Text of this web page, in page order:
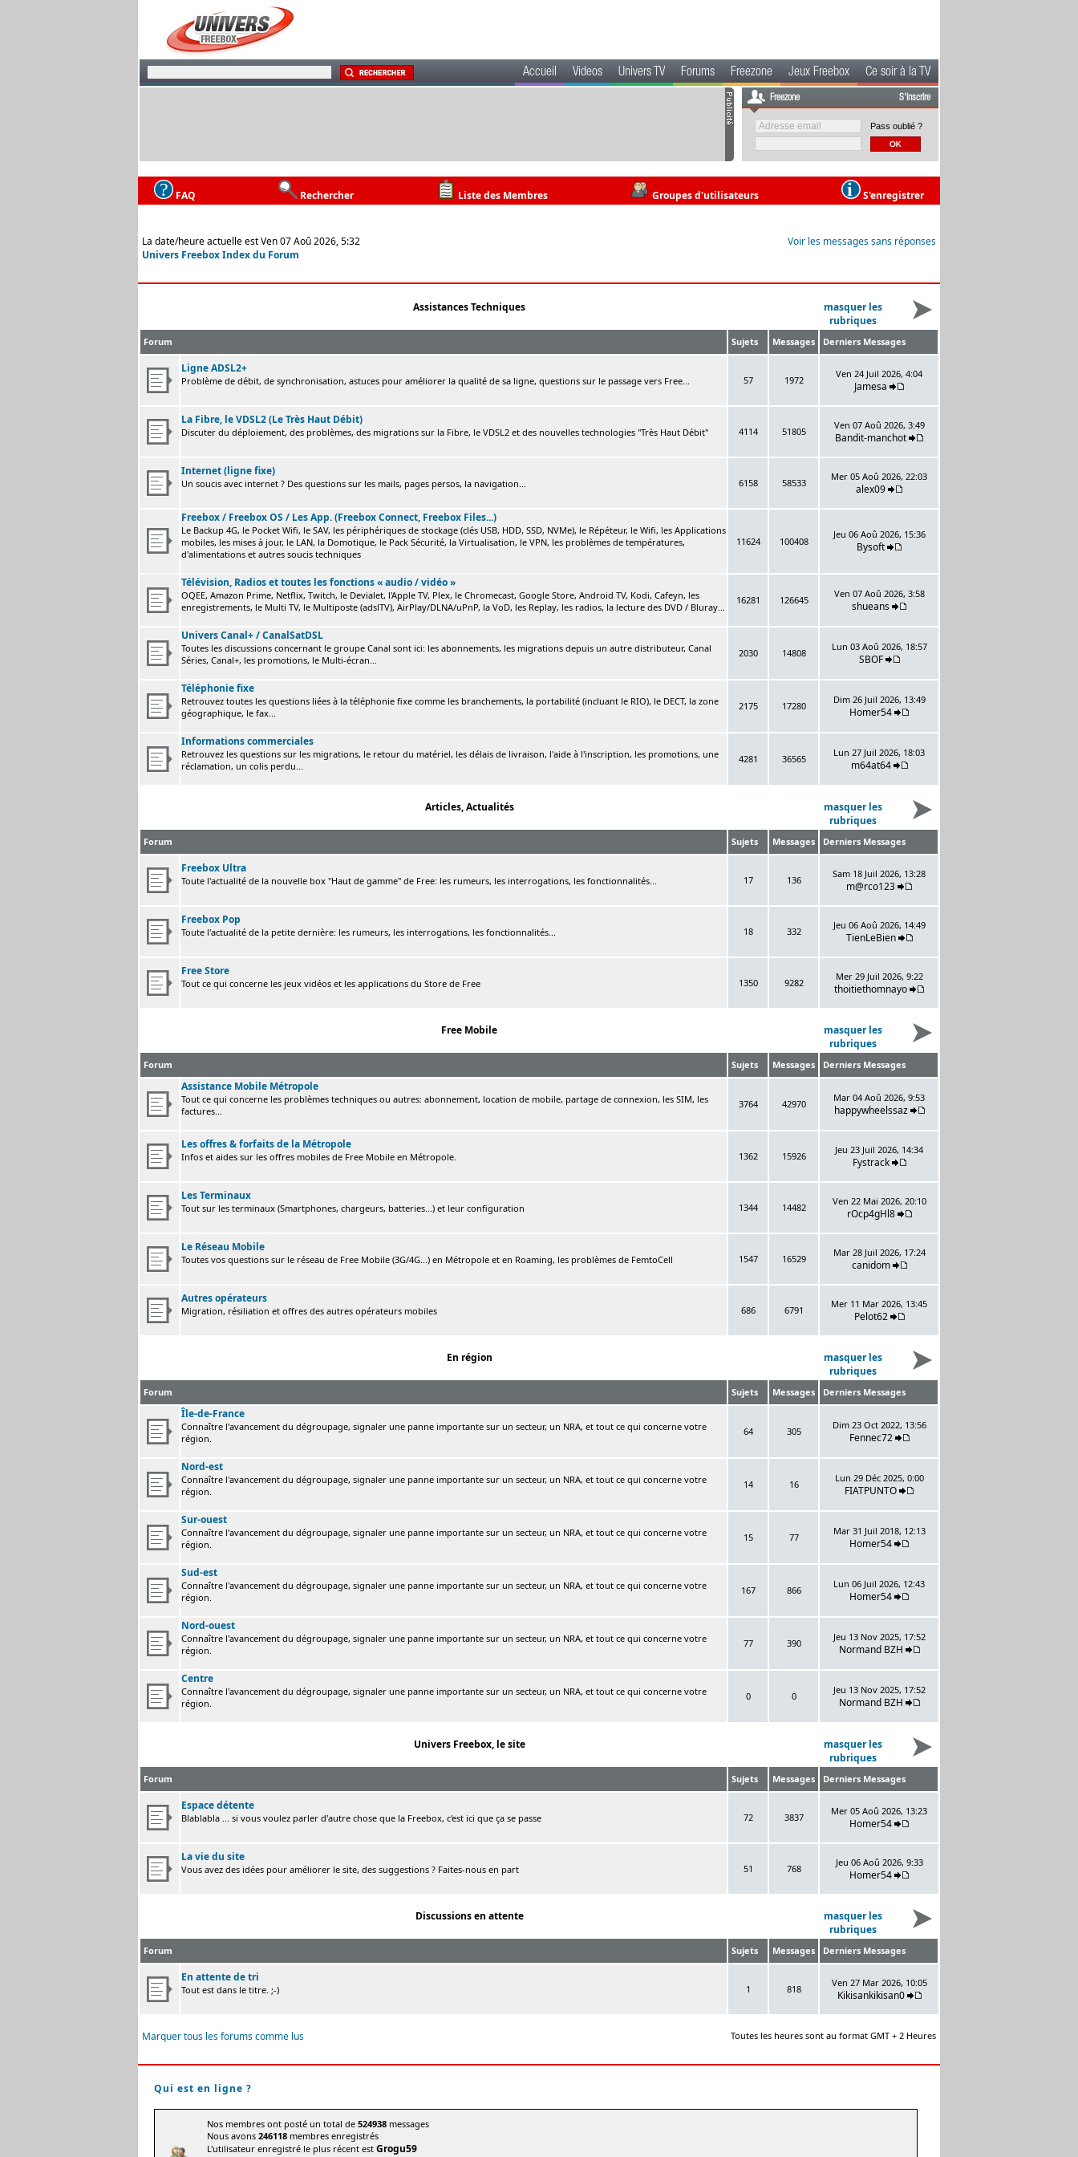
Accueil Videos Univers TV Forums Freezone Jeux Freebox Ce soir à la TV
Freezone S'inscrire
Pass oublié ?
FAQ Rechercher Liste des Membres Groupes d'utilisateurs S'enregistrer
La date/heure actuelle est Ven 07 Aoû 2026, 5:32
Univers Freebox Index du Forum
Voir les messages sans réponses
Assistances Techniques
masquer les
rubriques
Forum Sujets Messages Derniers Messages
Ligne ADSL2+
Problème de débit, de synchronisation, astuces pour améliorer la qualité de sa ligne, questions sur le passage vers Free... 57 1972
Ven 24 Juil 2026, 4:04
Jamesa
La Fibre, le VDSL2 (Le Très Haut Débit)
Discuter du déploiement, des problèmes, des migrations sur la Fibre, le VDSL2 et des nouvelles technologies "Très Haut Débit" 4114 51805
Ven 07 Aoû 2026, 3:49
Bandit-manchot
Internet (ligne fixe)
Un soucis avec internet ? Des questions sur les mails, pages persos, la navigation... 6158 58533
Mer 05 Aoû 2026, 22:03
alex09
Freebox / Freebox OS / Les App. (Freebox Connect, Freebox Files...)
Le Backup 4G, le Pocket Wifi, le SAV, les périphériques de stockage (clés USB, HDD, SSD, NVMe), le Répéteur, le Wifi, les Applications
mobiles, les mises à jour, le LAN, la Domotique, le Pack Sécurité, la Virtualisation, le VPN, les problèmes de températures,
d'alimentations et autres soucis techniques
11624 100408
Jeu 06 Aoû 2026, 15:36
Bysoft
Télévision, Radios et toutes les fonctions « audio / vidéo »
OQEE, Amazon Prime, Netflix, Twitch, le Devialet, l'Apple TV, Plex, le Chromecast, Google Store, Android TV, Kodi, Cafeyn, les
enregistrements, le Multi TV, le Multiposte (adslTV), AirPlay/DLNA/uPnP, la VoD, les Replay, les radios, la lecture des DVD / Bluray...
16281 126645
Ven 07 Aoû 2026, 3:58
shueans
Univers Canal+ / CanalSatDSL
Toutes les discussions concernant le groupe Canal sont ici: les abonnements, les migrations depuis un autre distributeur, Canal
Séries, Canal+, les promotions, le Multi-écran...
2030 14808
Lun 03 Aoû 2026, 18:57
SBOF
Téléphonie fixe
Retrouvez toutes les questions liées à la téléphonie fixe comme les branchements, la portabilité (incluant le RIO), le DECT, la zone
géographique, le fax...
2175 17280
Dim 26 Juil 2026, 13:49
Homer54
Informations commerciales
Retrouvez les questions sur les migrations, le retour du matériel, les délais de livraison, l'aide à l'inscription, les promotions, une
réclamation, un colis perdu...
4281 36565
Lun 27 Juil 2026, 18:03
m64at64
Articles, Actualités
masquer les
rubriques
Forum Sujets Messages Derniers Messages
Freebox Ultra
Toute l'actualité de la nouvelle box "Haut de gamme" de Free: les rumeurs, les interrogations, les fonctionnalités... 17 136
Sam 18 Juil 2026, 13:28
m@rco123
Freebox Pop
Toute l'actualité de la petite dernière: les rumeurs, les interrogations, les fonctionnalités... 18 332
Jeu 06 Aoû 2026, 14:49
TienLeBien
Free Store
Tout ce qui concerne les jeux vidéos et les applications du Store de Free 1350 9282
Mer 29 Juil 2026, 9:22
thoitiethomnayo
Free Mobile
masquer les
rubriques
Forum Sujets Messages Derniers Messages
Assistance Mobile Métropole
Tout ce qui concerne les problèmes techniques ou autres: abonnement, location de mobile, partage de connexion, les SIM, les
factures...
3764 42970
Mar 04 Aoû 2026, 9:53
happywheelssaz
Les offres & forfaits de la Métropole
Infos et aides sur les offres mobiles de Free Mobile en Métropole. 1362 15926
Jeu 23 Juil 2026, 14:34
Fystrack
Les Terminaux
Tout sur les terminaux (Smartphones, chargeurs, batteries...) et leur configuration 1344 14482
Ven 22 Mai 2026, 20:10
rOcp4gHl8
Le Réseau Mobile
Toutes vos questions sur le réseau de Free Mobile (3G/4G...) en Métropole et en Roaming, les problèmes de FemtoCell 1547 16529
Mar 28 Juil 2026, 17:24
canidom
Autres opérateurs
Migration, résiliation et offres des autres opérateurs mobiles 686 6791
Mer 11 Mar 2026, 13:45
Pelot62
En région
masquer les
rubriques
Forum Sujets Messages Derniers Messages
Île-de-France
Connaître l'avancement du dégroupage, signaler une panne importante sur un secteur, un NRA, et tout ce qui concerne votre
région.
64 305
Dim 23 Oct 2022, 13:56
Fennec72
Nord-est
Connaître l'avancement du dégroupage, signaler une panne importante sur un secteur, un NRA, et tout ce qui concerne votre
région.
14 16
Lun 29 Déc 2025, 0:00
FIATPUNTO
Sur-ouest
Connaître l'avancement du dégroupage, signaler une panne importante sur un secteur, un NRA, et tout ce qui concerne votre
région.
15 77
Mar 31 Juil 2018, 12:13
Homer54
Sud-est
Connaître l'avancement du dégroupage, signaler une panne importante sur un secteur, un NRA, et tout ce qui concerne votre
région.
167 866
Lun 06 Juil 2026, 12:43
Homer54
Nord-ouest
Connaître l'avancement du dégroupage, signaler une panne importante sur un secteur, un NRA, et tout ce qui concerne votre
région.
77 390
Jeu 13 Nov 2025, 17:52
Normand BZH
Centre
Connaître l'avancement du dégroupage, signaler une panne importante sur un secteur, un NRA, et tout ce qui concerne votre
région.
0 0
Jeu 13 Nov 2025, 17:52
Normand BZH
Univers Freebox, le site
masquer les
rubriques
Forum Sujets Messages Derniers Messages
Espace détente
Blablabla ... si vous voulez parler d'autre chose que la Freebox, c'est ici que ça se passe 72 3837
Mer 05 Aoû 2026, 13:23
Homer54
La vie du site
Vous avez des idées pour améliorer le site, des suggestions ? Faites-nous en part 51 768
Jeu 06 Aoû 2026, 9:33
Homer54
Discussions en attente
masquer les
rubriques
Forum Sujets Messages Derniers Messages
En attente de tri
Tout est dans le titre. ;-) 1 818
Ven 27 Mar 2026, 10:05
Kikisankikisan0
Marquer tous les forums comme lus Toutes les heures sont au format GMT + 2 Heures
Qui est en ligne ?
Nos membres ont posté un total de 524938 messages
Nous avons 246118 membres enregistrés
L'utilisateur enregistré le plus récent est Grogu59